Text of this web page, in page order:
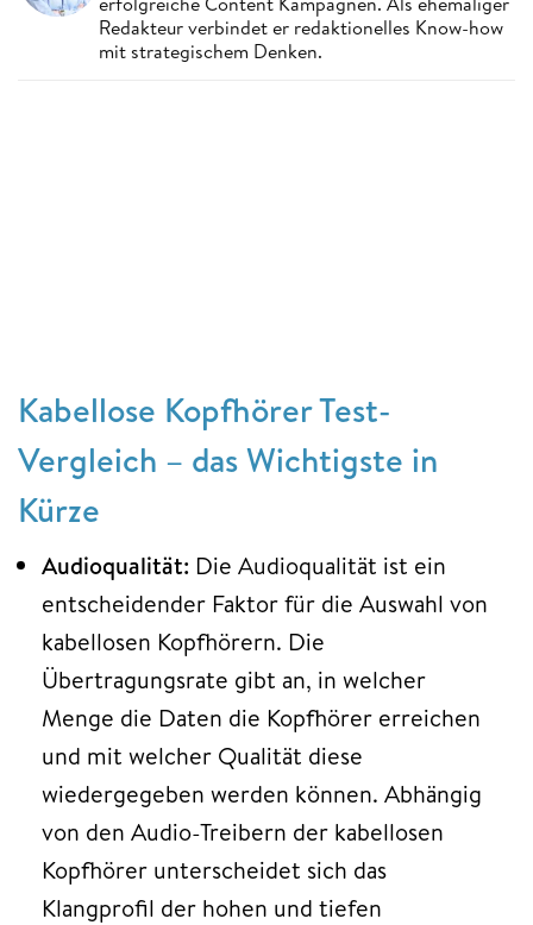
Redakteur verbindet er redaktionelles Know-how
mit strategischem Denken.
Kabellose Kopfhörer Test-
Vergleich – das Wichtigste in
Kürze
Audioqualität: Die Audioqualität ist ein
entscheidender Faktor für die Auswahl von
kabellosen Kopfhörern. Die
Übertragungsrate gibt an, in welcher
Menge die Daten die Kopfhörer erreichen
und mit welcher Qualität diese
wiedergegeben werden können. Abhängig
von den Audio-Treibern der kabellosen
Kopfhörer unterscheidet sich das
Klangprofil der hohen und tiefen